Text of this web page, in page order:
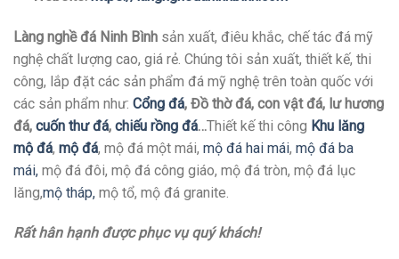
Làng nghề đá Ninh Bình sản xuất, điêu khắc, chế tác đá mỹ
nghệ chất lượng cao, giá rẻ. Chúng tôi sản xuất, thiết kế, thi
công, lắp đặt các sản phẩm đá mỹ nghệ trên toàn quốc với
các sản phẩm như: Cổng đá, Đồ thờ đá, con vật đá, lư hương
đá, cuốn thư đá, chiếu rồng đá…Thiết kế thi công Khu lăng
mộ đá, mộ đá, mộ đá một mái, mộ đá hai mái, mộ đá ba
mái, mộ đá đôi, mộ đá công giáo, mộ đá tròn, mộ đá lục
lăng,mộ tháp, mộ tổ, mộ đá granite.
Rất hân hạnh được phục vụ quý khách!